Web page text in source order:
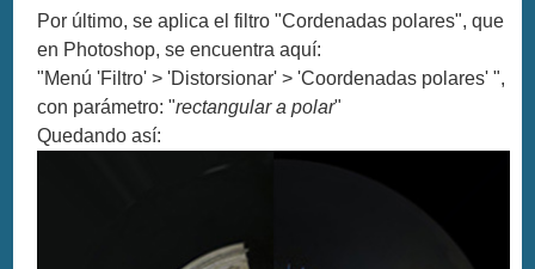
Por último, se aplica el filtro "Cordenadas polares", que
en Photoshop, se encuentra aquí:
"Menú 'Filtro' > 'Distorsionar' > 'Coordenadas polares' ",
con parámetro: "rectangular a polar"
Quedando así: